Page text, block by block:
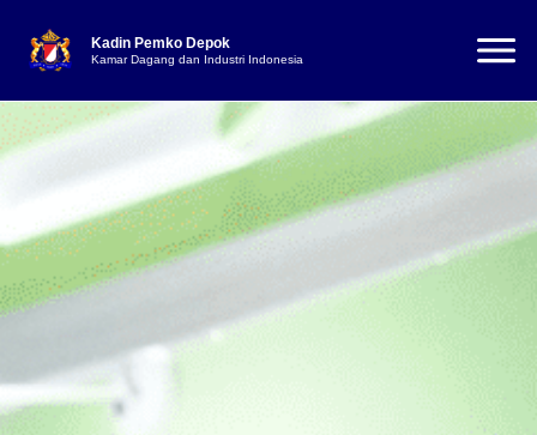
Kadin Pemko Depok
Kamar Dagang dan Industri Indonesia